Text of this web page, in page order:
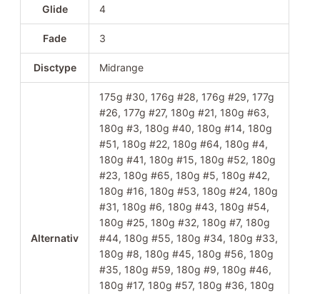
Glide 4
Fade 3
Disctype Midrange
Alternativ
175g #30, 176g #28, 176g #29, 177g
#26, 177g #27, 180g #21, 180g #63,
180g #3, 180g #40, 180g #14, 180g
#51, 180g #22, 180g #64, 180g #4,
180g #41, 180g #15, 180g #52, 180g
#23, 180g #65, 180g #5, 180g #42,
180g #16, 180g #53, 180g #24, 180g
#31, 180g #6, 180g #43, 180g #54,
180g #25, 180g #32, 180g #7, 180g
#44, 180g #55, 180g #34, 180g #33,
180g #8, 180g #45, 180g #56, 180g
#35, 180g #59, 180g #9, 180g #46,
180g #17, 180g #57, 180g #36, 180g